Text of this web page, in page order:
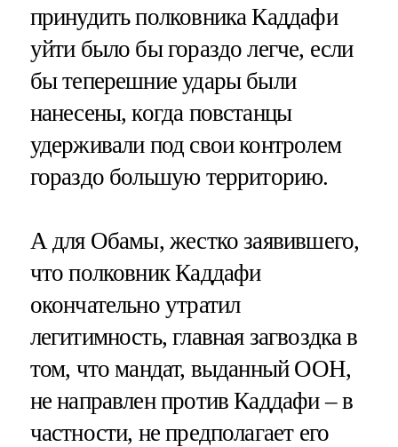
принудить полковника Каддафи
уйти было бы гораздо легче, если
бы теперешние удары были
нанесены, когда повстанцы
удерживали под свои контролем
гораздо большую территорию.
А для Обамы, жестко заявившего,
что полковник Каддафи
окончательно утратил
легитимность, главная загвоздка в
том, что мандат, выданный ООН,
не направлен против Каддафи – в
частности, не предполагает его